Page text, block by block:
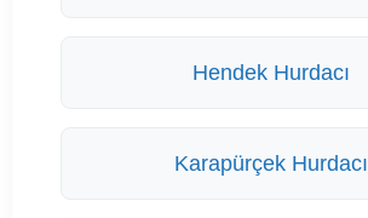
Hendek Hurdacı
Karapürçek Hurdacı